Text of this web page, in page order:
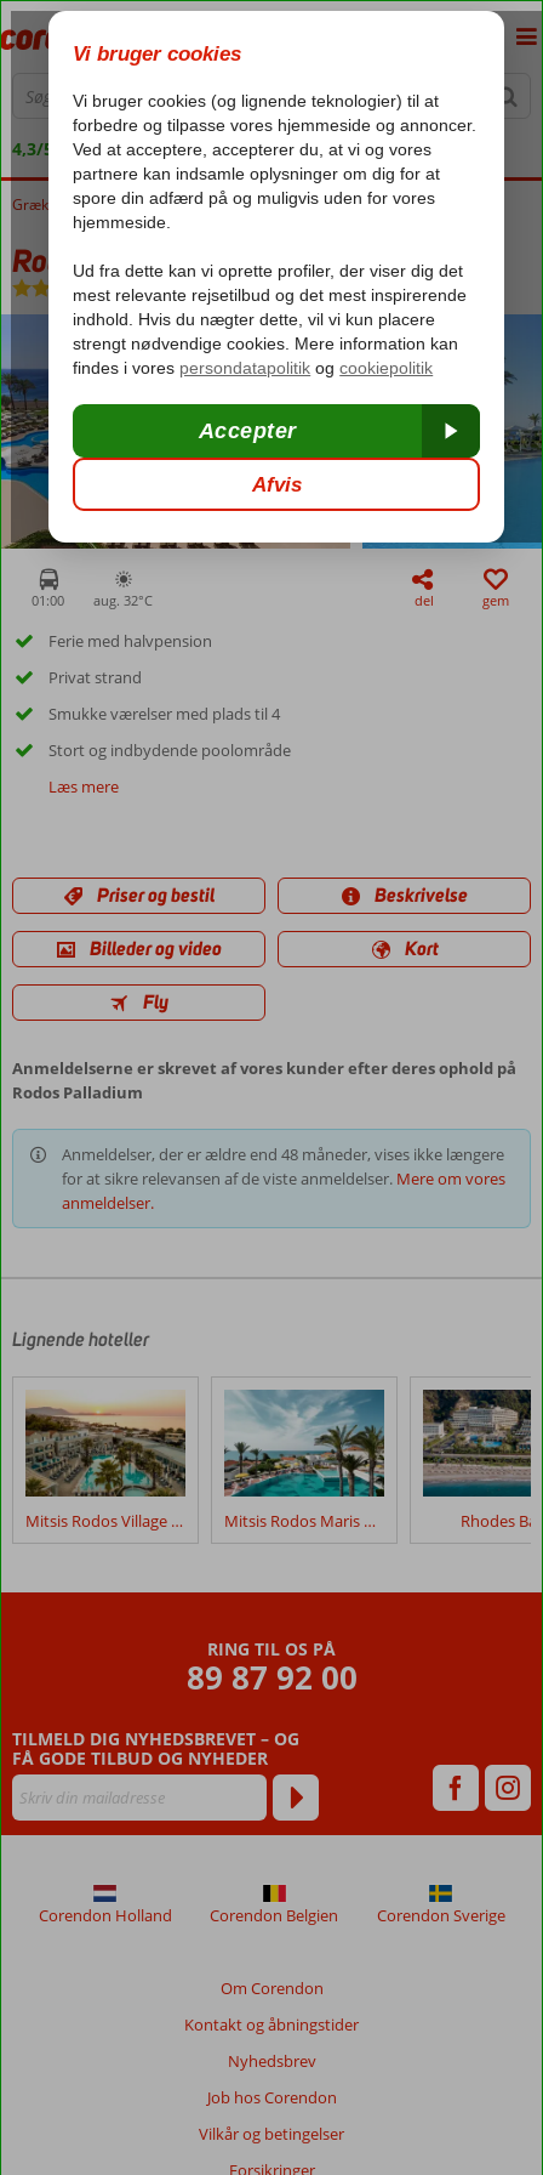
4,3/5 på Trustpilot
Forside
Grækenland Rhodos Faliraki Rodos Palladium
Rodos Palladium
Halvpension-Hotel
01:00 aug. 32°C del gem
Ferie med halvpension
Privat strand
Smukke værelser med plads til 4
Stort og indbydende poolområde
Læs mere
Priser og bestil Beskrivelse
Billeder og video Kort
Fly
Anmeldelserne er skrevet af vores kunder efter deres ophold på
Rodos Palladium
Anmeldelser, der er ældre end 48 måneder, vises ikke længere
for at sikre relevansen af de viste anmeldelser. Mere om vores
anmeldelser.
Lignende hoteller
Mitsis Rodos Village Beach Hotel & Spa Mitsis Rodos Maris Resort & Spa Rhodes
RING TIL OS PÅ
89 87 92 00
TILMELD DIG NYHEDSBREVET – OG
FÅ GODE TILBUD OG NYHEDER
Om Corendon
Kontakt og åbningstider
Nyhedsbrev
Job hos Corendon
Vilkår og betingelser
Forsikringer
Corendon Holland Corendon Belgien Corendon Sverige